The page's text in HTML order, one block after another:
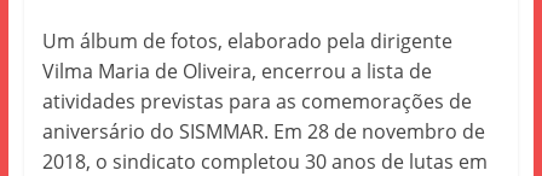
Um álbum de fotos, elaborado pela dirigente
Vilma Maria de Oliveira, encerrou a lista de
atividades previstas para as comemorações de
aniversário do SISMMAR. Em 28 de novembro de
2018, o sindicato completou 30 anos de lutas em